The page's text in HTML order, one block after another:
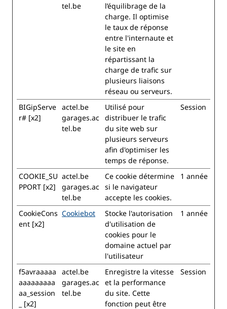
tel.be
l’équilibrage de la
charge. Il optimise
le taux de réponse
entre l'internaute et
le site en
répartissant la
charge de trafic sur
plusieurs liaisons
réseau ou serveurs.
BIGipServe
r# [x2]
actel.be
garages.ac
tel.be
Utilisé pour
distribuer le trafic
du site web sur
plusieurs serveurs
afin d'optimiser les
temps de réponse.
Session
COOKIE_SU
PPORT [x2]
actel.be
garages.ac
tel.be
Ce cookie détermine
si le navigateur
accepte les cookies.
1 année
CookieCons
ent [x2]
Cookiebot
Stocke l'autorisation
d'utilisation de
cookies pour le
domaine actuel par
l'utilisateur
1 année
f5avraaaaa
aaaaaaaaa
aa_session
_ [x2]
actel.be
garages.ac
tel.be
Enregistre la vitesse
et la performance
du site. Cette
fonction peut être
Session